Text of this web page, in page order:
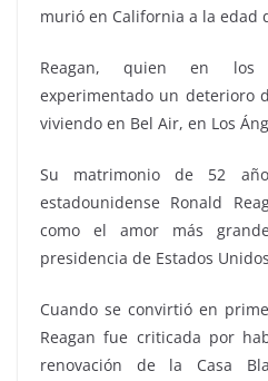
murió en California a la edad
Reagan, quien en los
experimentado un deterioro
viviendo en Bel Air, en Los
Su matrimonio de 52
estadounidense Ronald
como el amor más
presidencia de Estados
Cuando se convirtió en
Reagan fue criticada por
renovación de la Casa